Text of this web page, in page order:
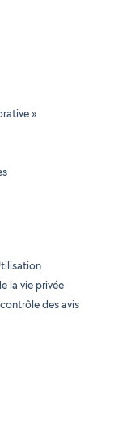
»
la vie privée
des avis